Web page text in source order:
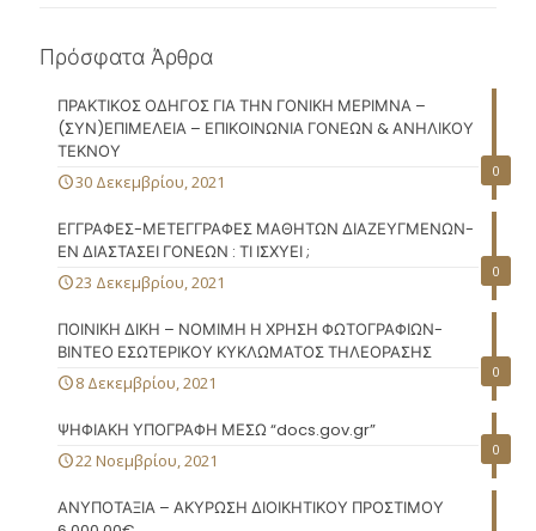
Πρόσφατα Άρθρα
0
ΠΡΑΚΤΙΚΟΣ ΟΔΗΓΟΣ ΓΙΑ ΤΗΝ ΓΟΝΙΚΗ ΜΕΡΙΜΝΑ –
(ΣΥΝ)ΕΠΙΜΕΛΕΙΑ – ΕΠΙΚΟΙΝΩΝΙΑ ΓΟΝΕΩΝ & ΑΝΗΛΙΚΟΥ
ΤΕΚΝΟΥ
30 Δεκεμβρίου, 2021
0
ΕΓΓΡΑΦΕΣ-ΜΕΤΕΓΓΡΑΦΕΣ ΜΑΘΗΤΩΝ ΔΙΑΖΕΥΓΜΕΝΩΝ-
ΕΝ ΔΙΑΣΤΑΣΕΙ ΓΟΝΕΩΝ : ΤΙ ΙΣΧΥΕΙ ;
23 Δεκεμβρίου, 2021
0
ΠΟΙΝΙΚΗ ΔΙΚΗ – ΝΟΜΙΜΗ Η ΧΡΗΣΗ ΦΩΤΟΓΡΑΦΙΩΝ-
ΒΙΝΤΕΟ ΕΣΩΤΕΡΙΚΟΥ ΚΥΚΛΩΜΑΤΟΣ ΤΗΛΕΟΡΑΣΗΣ
8 Δεκεμβρίου, 2021
0
ΨΗΦΙΑΚΗ ΥΠΟΓΡΑΦΗ ΜΕΣΩ “docs.gov.gr”
22 Νοεμβρίου, 2021
ΑΝΥΠΟΤΑΞΙΑ – ΑΚΥΡΩΣΗ ΔΙΟΙΚΗΤΙΚΟΥ ΠΡΟΣΤΙΜΟΥ